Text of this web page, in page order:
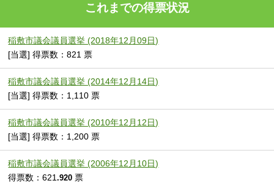
これまでの得票状況
稲敷市議会議員選挙 (2018年12月09日)
[当選] 得票数：821 票
稲敷市議会議員選挙 (2014年12月14日)
[当選] 得票数：1,110 票
稲敷市議会議員選挙 (2010年12月12日)
[当選] 得票数：1,200 票
稲敷市議会議員選挙 (2006年12月10日)
得票数：621.920 票